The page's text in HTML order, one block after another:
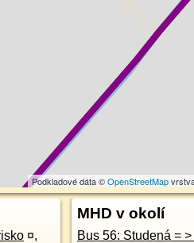
Podkladové dáta ©OpenStreetMap
¤,
MHD v okolí